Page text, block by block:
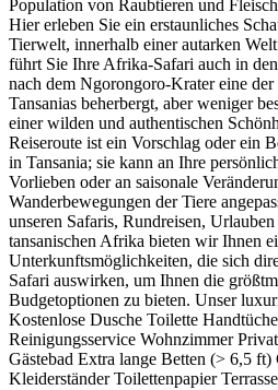
Population von Raubtieren und
Hier erleben Sie ein erstaunliches
Tierwelt, innerhalb einer autarken
führt Sie Ihre Afrika-Safari auch in
nach dem Ngorongoro-Krater eine
Tansanias beherbergt, aber weniger
einer wilden und authentischen
Reiseroute ist ein Vorschlag oder ein
in Tansania; sie kann an Ihre
Vorlieben oder an saisonale
Wanderbewegungen der Tiere
unseren Safaris, Rundreisen,
tansanischen Afrika bieten wir Ihnen
Unterkunftsmöglichkeiten, die sich
Safari auswirken, um Ihnen die
Budgetoptionen zu bieten. Unser
Kostenlose Dusche Toilette
Reinigungsservice Wohnzimmer
Gästebad Extra lange Betten (> 6,5
Kleiderständer Toilettenpapier